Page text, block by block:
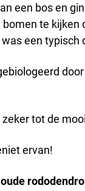
een bos en
te
een typisch
tot de
ervan!